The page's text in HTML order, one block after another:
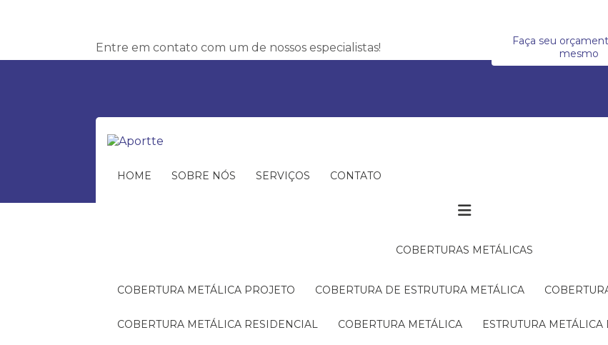
Entre em contato com um de nossos especialistas!
Faça seu
mesmo
HOME SOBRE NÓS SERVIÇOS CONTATO
COBERTURAS METÁLICAS
COBERTURA METÁLICA PROJETO COBERTURA DE ESTRUTURA METÁLICA
COBERTURA METÁLICA RESIDENCIAL COBERTURA METÁLICA ESTRUTURA